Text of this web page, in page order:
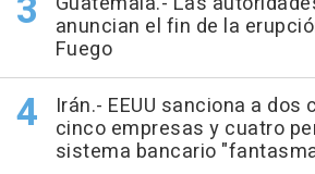
anuncian el fin de la
Fuego
Irán.- EEUU sanciona a
cinco empresas y cuatro
sistema bancario